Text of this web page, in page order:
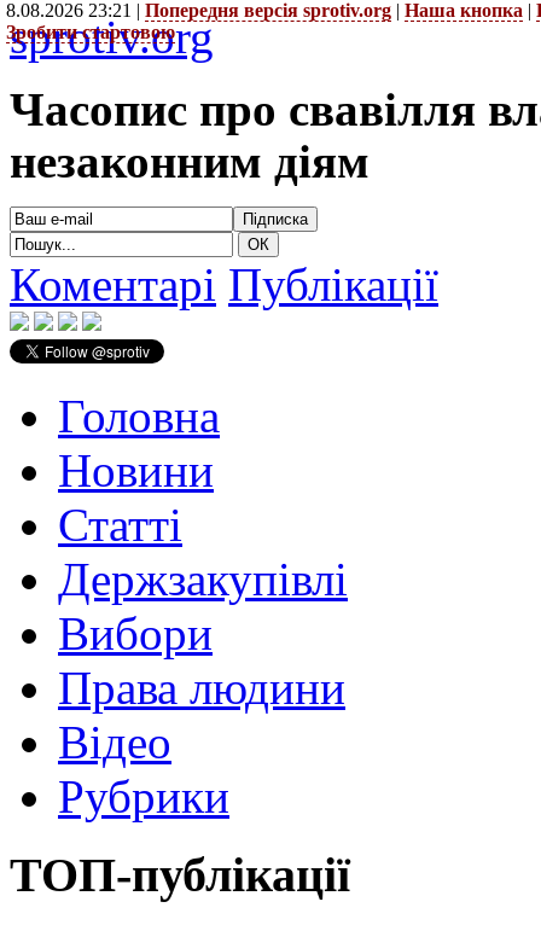
8.08.2026 23:21 | Попередня версія sprotiv.org | Наша кнопка |
Зробити стартовою
sprotiv.org
Часопис про свавілля
незаконним діям
Коментарі Публікації
Головна
Новини
Статті
Держзакупівлі
Вибори
Права людини
Відео
Рубрики
ТОП-публікації